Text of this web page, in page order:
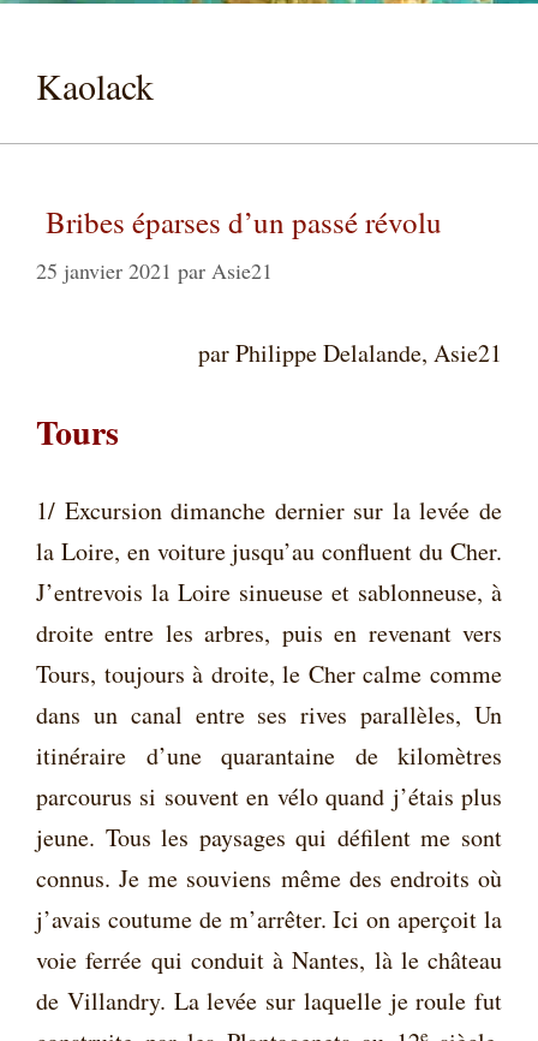
Kaolack
Bribes éparses d’un passé révolu
25 janvier 2021 par Asie21
par Philippe Delalande, Asie21
Tours
1/ Excursion dimanche dernier sur la levée de
la Loire, en voiture jusqu’au confluent du Cher.
J’entrevois la Loire sinueuse et sablonneuse, à
droite entre les arbres, puis en revenant vers
Tours, toujours à droite, le Cher calme comme
dans un canal entre ses rives parallèles, Un
itinéraire d’une quarantaine de kilomètres
parcourus si souvent en vélo quand j’étais plus
jeune. Tous les paysages qui défilent me sont
connus. Je me souviens même des endroits où
j’avais coutume de m’arrêter. Ici on aperçoit la
voie ferrée qui conduit à Nantes, là le château
de Villandry. La levée sur laquelle je roule fut
e